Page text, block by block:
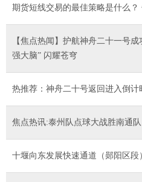
期货短线交易的最佳策略是什么？
【焦点热闻】护航神舟二十一号
强大脑” 闪耀苍穹
热推荐：神舟二十号返回进入倒
焦点热讯:泰州队点球大战胜南通
十堰向东发展快速通道（郧阳区